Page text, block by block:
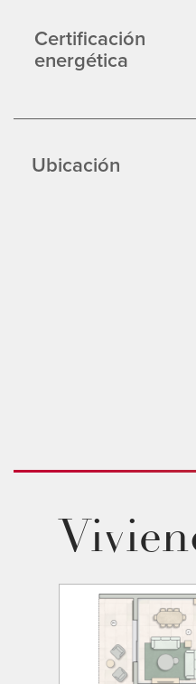
Certificación
energética
Ubicación